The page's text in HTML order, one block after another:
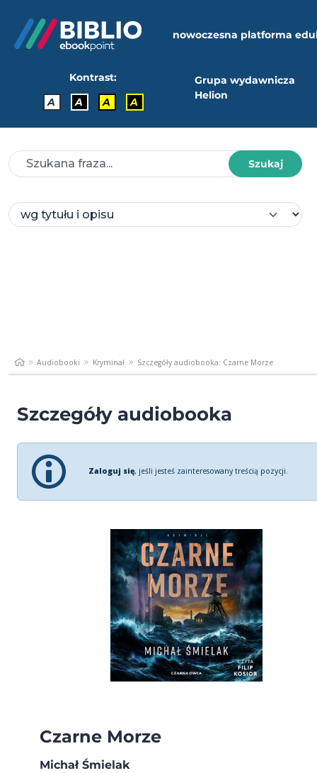
nowoczesna platforma
Kontrast:
A
A A A
Grupa wydawnicza
Helion
Szukaj
Audiobooki Kryminał Szczegóły audiobooka: Czarne Morze
Szczegóły audiobooka
Zaloguj się, jeśli jesteś zainteresowany treścią pozycji.
Czarne Morze
Michał Śmielak